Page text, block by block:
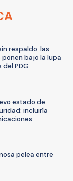
respaldo: las
ponen bajo la lupa
PDG
estado de
incluiría
pelea entre